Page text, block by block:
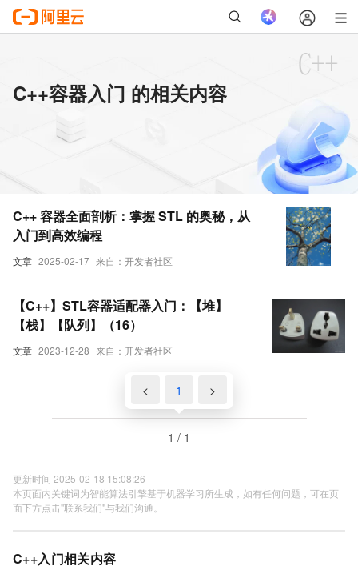
C++容器入门 的相关内容
文章 2025-02-17 来自：开发者社区
C++ 容器全面剖析：掌握 STL 的奥秘，从
入门到高效编程
文章 2023-12-28 来自：开发者社区
【C++】STL容器适配器入门：【堆】
【栈】【队列】（16）
< 1 >
1 / 1
更新时间 2025-02-18 15:08:26
本页面内关键词为智能算法引擎基于机器学习所生成，如有任何问题，可在页
面下方点击"联系我们"与我们沟通。
C++入门相关内容